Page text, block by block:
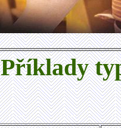
Příklady